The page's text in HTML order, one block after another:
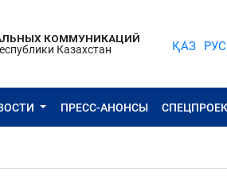
КОММУНИКАЦИЙ
Казахстан
ҚАЗ РУС
ПРЕСС-АНОНСЫ